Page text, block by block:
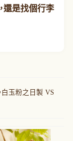
還是找個行李
白玉粉之日製 VS